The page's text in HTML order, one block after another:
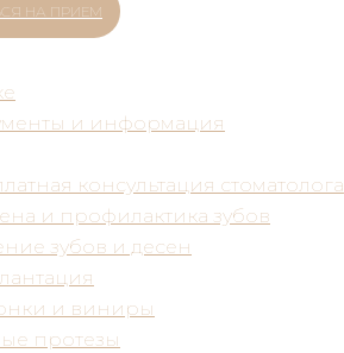
НА ПРИЕМ
и информация
консультация стоматолога
и профилактика зубов
зубов и десен
и виниры
протезы